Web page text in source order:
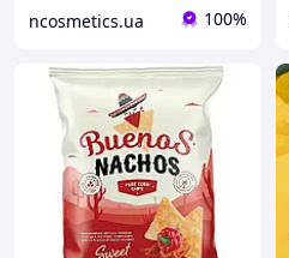
ncosmetics.ua 100%